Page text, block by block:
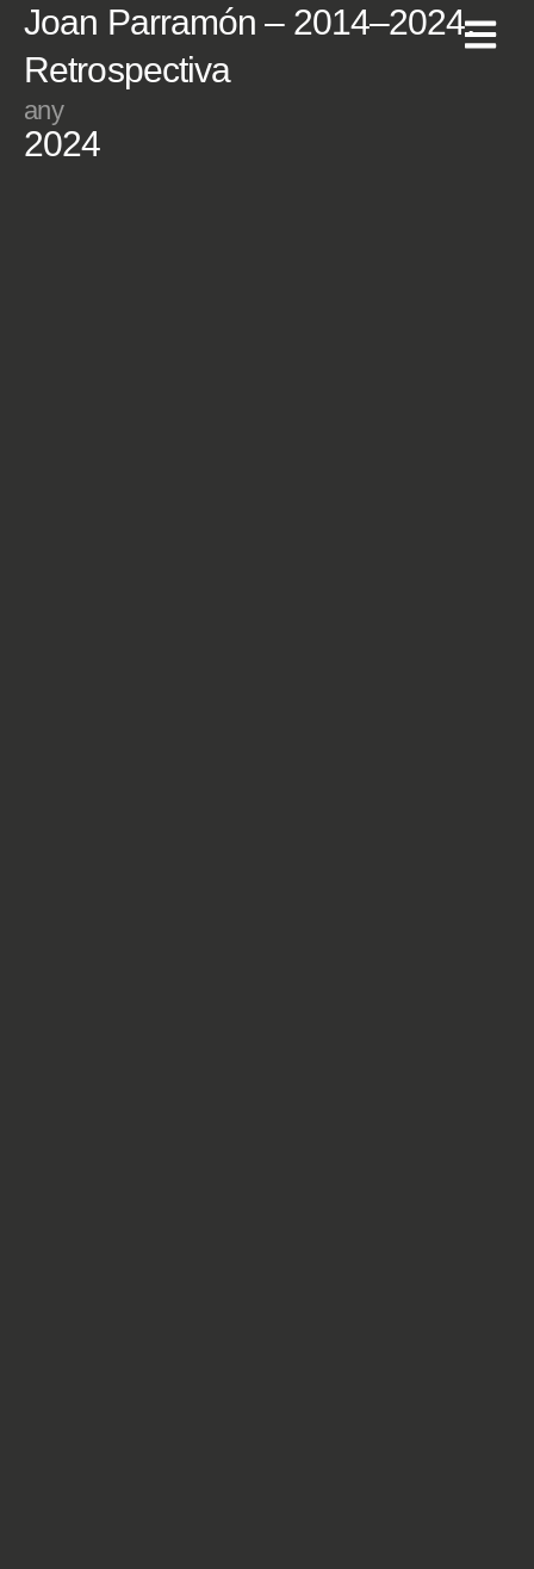
Joan Parramón – 2014–2024.
Retrospectiva
any
2024